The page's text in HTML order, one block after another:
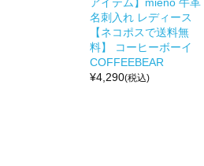
名刺入れ レディース
【ネコポスで送料無
料】 コーヒーボーイ
COFFEEBEAR
¥4,290(税込)